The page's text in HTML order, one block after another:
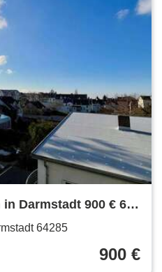
Darmstadt 900 € 60
64285
900 €